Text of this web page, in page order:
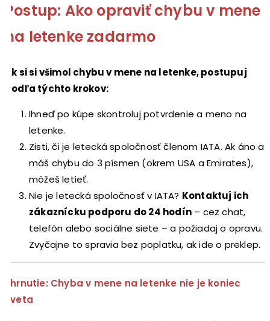
Postup: Ako opraviť chybu v mene
na letenke zadarmo
Ak si si všimol chybu v mene na letenke, postupuj
podľa týchto krokov:
Ihneď po kúpe skontroluj potvrdenie a meno na
letenke.
Zisti, či je letecká spoločnosť členom IATA. Ak áno a
máš chybu do 3 písmen (okrem USA a Emirates),
môžeš letieť.
Nie je letecká spoločnosť v IATA? Kontaktuj ich
zákaznícku podporu do 24 hodín – cez chat,
telefón alebo sociálne siete – a požiadaj o opravu.
Zvyčajne to spravia bez poplatku, ak ide o preklep.
Zhrnutie: Chyba v mene na letenke nie je koniec
sveta